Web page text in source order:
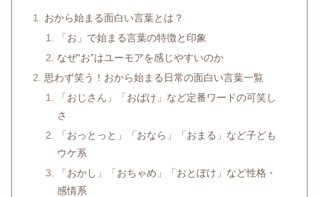
おから始まる面白い言葉とは？
「お」で始まる言葉の特徴と印象
なぜ“お”はユーモアを感じやすいのか
思わず笑う！おから始まる日常の面白い言葉一覧
「おじさん」「おばけ」など定番ワードの可笑し
さ
「おっとっと」「おなら」「おまる」など子ども
ウケ系
「おかし」「おちゃめ」「おとぼけ」など性格・
感情系